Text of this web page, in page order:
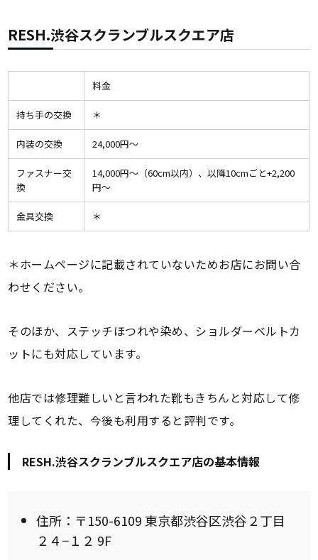
RESH.渋谷スクランブルスクエア店
料金
持ち手の交換 ＊
内装の交換 24,000円〜
ファスナー交
換
14,000円〜（60cm以内）、以降10cmごと+2,200
円〜
金具交換 ＊
＊ホームページに記載されていないためお店にお問い合
わせください。
そのほか、ステッチほつれや染め、ショルダーベルトカ
ットにも対応しています。
他店では修理難しいと言われた靴もきちんと対応して修
理してくれた、今後も利用すると評判です。
RESH.渋谷スクランブルスクエア店の基本情報
住所：〒150-6109 東京都渋谷区渋谷２丁目
２４−１２ 9F